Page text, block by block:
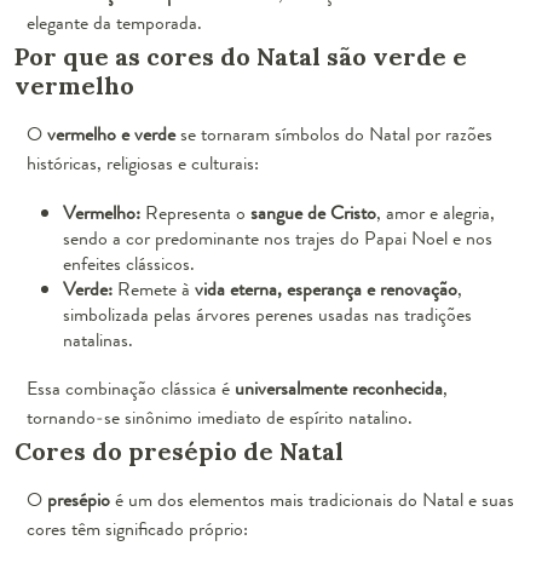
elegante da temporada.
Por que as cores do Natal são verde e
vermelho
Overmelho e verdese tornaram símbolos do Natal por razões
históricas, religiosas e culturais:
Vermelho: Representa o sangue de Cristo, amor e alegria,
sendo a cor predominante nos trajes do Papai Noel e nos
enfeites clássicos.
Verde: Remete à vida eterna, esperança e renovação,
simbolizada pelas árvores perenes usadas nas tradições
natalinas.
Essa combinação clássica é universalmente reconhecida,
tornando-se sinônimo imediato de espírito natalino.
Cores do presépio de Natal
O presépioé um dos elementos mais tradicionais do Natal e suas
cores têm significado próprio: